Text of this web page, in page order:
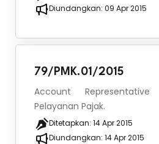
Diundangkan: 09 Apr 2015
79/PMK.01/2015
Account
Pelayanan Pajak.
Ditetapkan: 14 Apr 2015
Diundangkan: 14 Apr 2015